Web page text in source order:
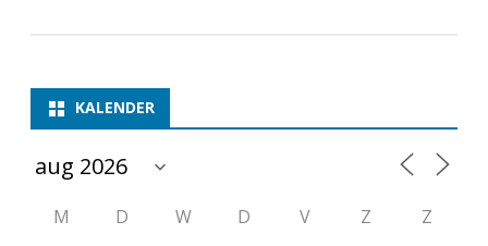
g
O
KALENDER
M D W D V Z
Z